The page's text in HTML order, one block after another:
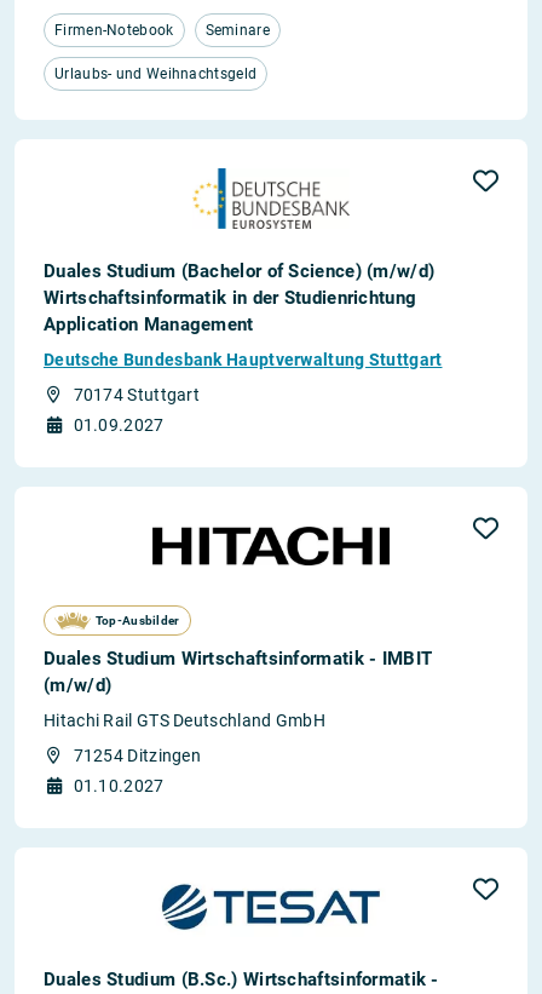
Firmen-Notebook Seminare
Urlaubs- und Weihnachtsgeld
Duales Studium (Bachelor of Science) (m/w/d)
Wirtschaftsinformatik in der Studienrichtung
Application Management
Deutsche Bundesbank Hauptverwaltung Stuttgart
70174 Stuttgart
01.09.2027
Top-Ausbilder
Duales Studium Wirtschaftsinformatik - IMBIT
(m/w/d)
Hitachi Rail GTS Deutschland GmbH
71254 Ditzingen
01.10.2027
Duales Studium (B.Sc.) Wirtschaftsinformatik -